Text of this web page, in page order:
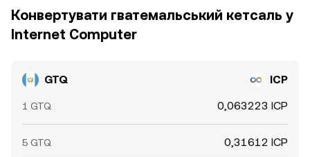
Конвертувати гватемальський кетсаль у
Internet Computer
GTQ ICP
1 GTQ 0,063223 ICP
5 GTQ 0,31612 ICP